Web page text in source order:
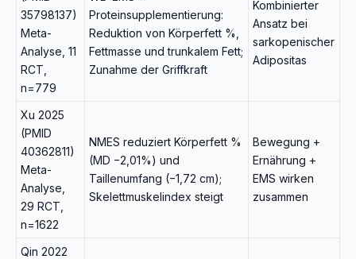
35798137)
Meta-
Analyse, 11
RCT,
n=779
Proteinsupplementierung:
Reduktion von Körperfett %,
Fettmasse und trunkalem Fett;
Zunahme der Griffkraft
Kombinierter
Ansatz bei
sarkopenischer
Adipositas
Xu 2025
(PMID
40362811)
Meta-
Analyse,
29 RCT,
n=1622
NMES reduziert Körperfett %
(MD −2,01%) und
Taillenumfang (−1,72 cm);
Skelettmuskelindex steigt
Bewegung +
Ernährung +
EMS wirken
zusammen
Qin 2022